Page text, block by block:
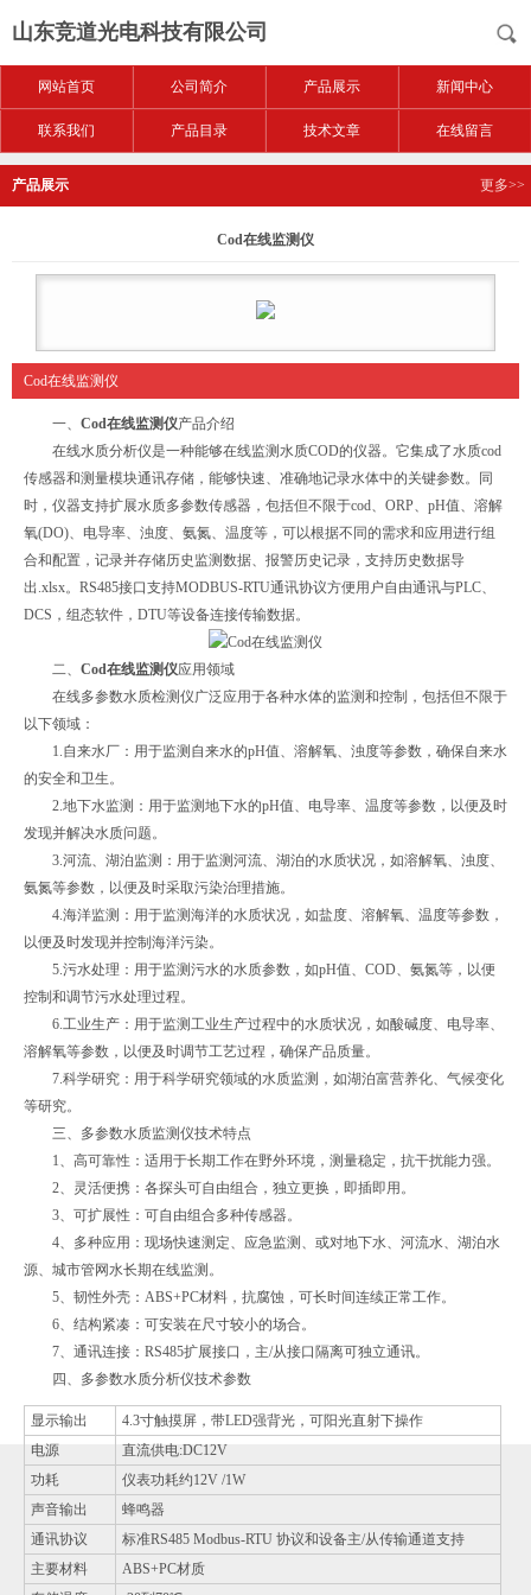
山东竞道光电科技有限公司
网站首页 公司简介 产品展示 新闻中心
联系我们 产品目录 技术文章 在线留言
产品展示 更多>>
Cod在线监测仪
Cod在线监测仪
一、 Cod在线监测仪产品介绍
在线水质分析仪是一种能够在线监测水质COD的仪器。它集成了水质cod
传感器和测量模块通讯存储，能够快速、准确地记录水体中的关键参数。同
时，仪器支持扩展水质多参数传感器，包括但不限于cod、ORP、pH值、溶解
氧(DO)、电导率、浊度、氨氮、温度等，可以根据不同的需求和应用进行组
合和配置，记录并存储历史监测数据、报警历史记录，支持历史数据导
出.xlsx。RS485接口支持MODBUS-RTU通讯协议方便用户自由通讯与PLC、
DCS，组态软件，DTU等设备连接传输数据。
二、 Cod在线监测仪应用领域
在线多参数水质检测仪广泛应用于各种水体的监测和控制，包括但不限于
以下领域：
1.自来水厂：用于监测自来水的pH值、溶解氧、浊度等参数，确保自来水
的安全和卫生。
2.地下水监测：用于监测地下水的pH值、电导率、温度等参数，以便及时
发现并解决水质问题。
3.河流、湖泊监测：用于监测河流、湖泊的水质状况，如溶解氧、浊度、
氨氮等参数，以便及时采取污染治理措施。
4.海洋监测：用于监测海洋的水质状况，如盐度、溶解氧、温度等参数，
以便及时发现并控制海洋污染。
5.污水处理：用于监测污水的水质参数，如pH值、COD、氨氮等，以便
控制和调节污水处理过程。
6.工业生产：用于监测工业生产过程中的水质状况，如酸碱度、电导率、
溶解氧等参数，以便及时调节工艺过程，确保产品质量。
7.科学研究：用于科学研究领域的水质监测，如湖泊富营养化、气候变化
等研究。
三、多参数水质监测仪技术特点
1、高可靠性：适用于长期工作在野外环境，测量稳定，抗干扰能力强。
2、灵活便携：各探头可自由组合，独立更换，即插即用。
3、可扩展性：可自由组合多种传感器。
4、多种应用：现场快速测定、应急监测、或对地下水、河流水、湖泊水
源、城市管网水长期在线监测。
5、韧性外壳：ABS+PC材料，抗腐蚀，可长时间连续正常工作。
6、结构紧凑：可安装在尺寸较小的场合。
7、通讯连接：RS485扩展接口，主/从接口隔离可独立通讯。
四、多参数水质分析仪技术参数
显示输出
4.3寸触摸屏，带LED强背光，可阳光直射下操作
电源
直流供电:DC12V
功耗
仪表功耗约12V /1W
声音输出
蜂鸣器
通讯协议
标准RS485 Modbus-RTU 协议和设备主/从传输通道支持
主要材料
ABS+PC材质